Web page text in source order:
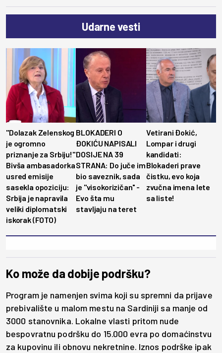
Udarne vesti
"Dolazak Zelenskog
je ogromno
priznanje za Srbiju!"
Bivša ambasadorka
usred emisije
sasekla opoziciju:
Srbija je napravila
veliki diplomatski
iskorak (FOTO)
BLOKADERI O
ĐOKIĆU NAPISALI
DOSIJE NA 39
STRANA: Do juče im
bio saveznik, sada
je ''visokorizičan'' -
Evo šta mu
stavljaju na teret
Vetirani Đokić,
Lompar i drugi
kandidati:
Blokaderi prave
čistku, evo koja
zvučna imena lete
sa liste!
Ko može da dobije podršku?
Program je namenjen svima koji su spremni da prijave
prebivalište u malom mestu na Sardiniji sa manje od
3000 stanovnika. Lokalne vlasti pritom nude
bespovratnu podršku do 15.000 evra po domaćinstvu
za kupovinu ili obnovu nekretnine. Iznos podrške ipak